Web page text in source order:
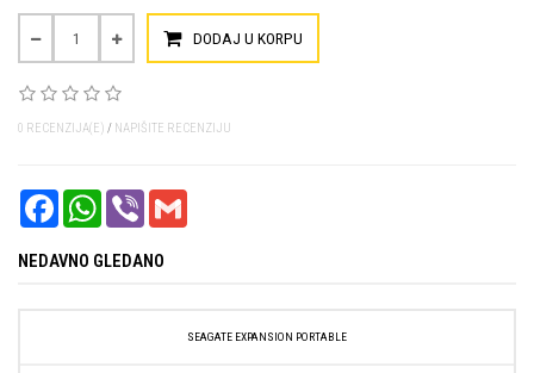
DODAJ U KORPU
0 RECENZIJA(E) / NAPIŠITE RECENZIJU
FACEBOOKWHATSAPPVIBER
NEDAVNO GLEDANO
SEAGATE EXPANSION PORTABLE